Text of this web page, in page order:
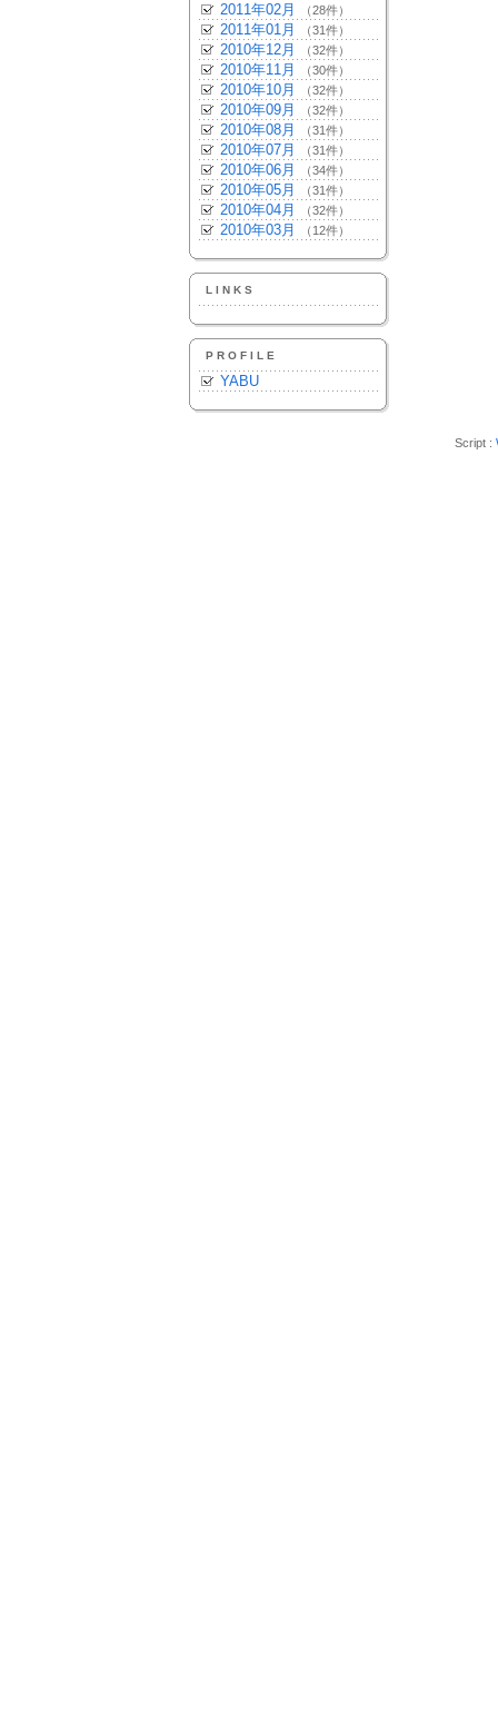
2011年02月 （28件）
2011年01月 （31件）
2010年12月 （32件）
2010年11月 （30件）
2010年10月 （32件）
2010年09月 （32件）
2010年08月 （31件）
2010年07月 （31件）
2010年06月 （34件）
2010年05月 （31件）
2010年04月 （32件）
2010年03月 （12件）
LINKS
PROFILE
YABU
Script :